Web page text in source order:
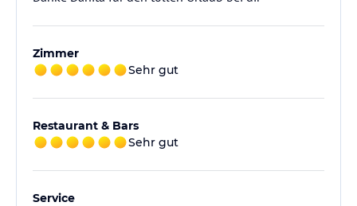
Zimmer
Sehr gut
Restaurant & Bars
Sehr gut
Service